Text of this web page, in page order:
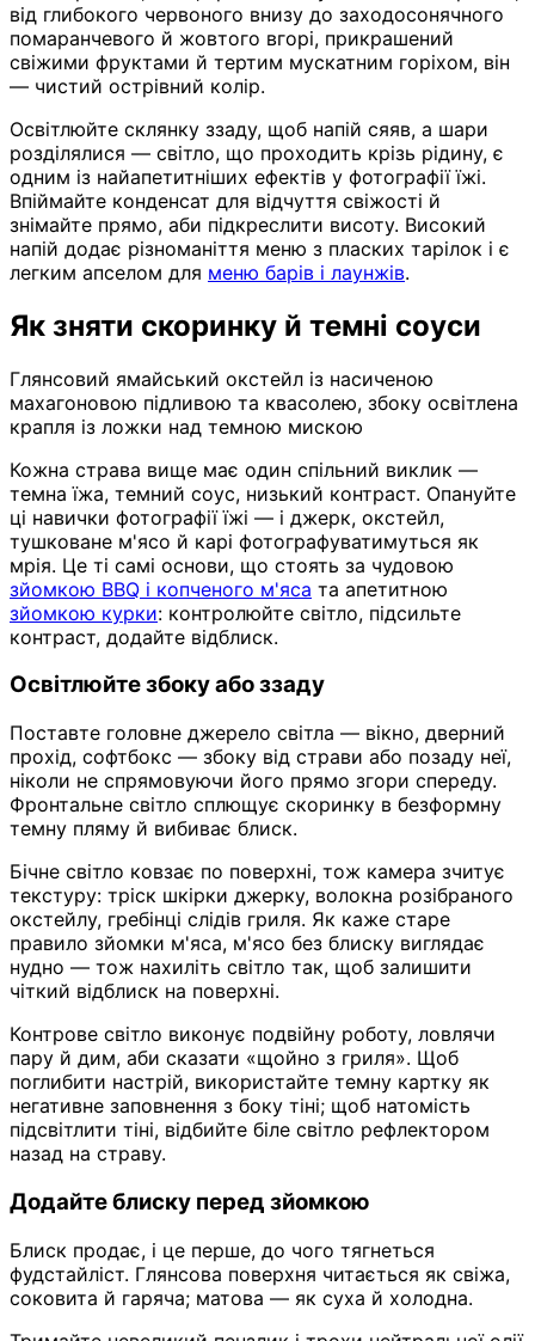
від глибокого червоного внизу до заходосонячного
помаранчевого й жовтого вгорі, прикрашений
свіжими фруктами й тертим мускатним горіхом, він
— чистий острівний колір.
Освітлюйте склянку ззаду, щоб напій сяяв, а шари
розділялися — світло, що проходить крізь рідину, є
одним із найапетитніших ефектів у фотографії їжі.
Впіймайте конденсат для відчуття свіжості й
знімайте прямо, аби підкреслити висоту. Високий
напій додає різноманіття меню з пласких тарілок і є
легким апселом для меню барів і лаунжів.
Як зняти скоринку й темні соуси
Глянсовий ямайський окстейл із насиченою
махагоновою підливою та квасолею, збоку освітлена
крапля із ложки над темною мискою
Кожна страва вище має один спільний виклик —
темна їжа, темний соус, низький контраст. Опануйте
ці навички фотографії їжі — і джерк, окстейл,
тушковане м'ясо й карі фотографуватимуться як
мрія. Це ті самі основи, що стоять за чудовою
зйомкою BBQ і копченого м'яса та апетитною
зйомкою курки: контролюйте світло, підсильте
контраст, додайте відблиск.
Освітлюйте збоку або ззаду
Поставте головне джерело світла — вікно, дверний
прохід, софтбокс — збоку від страви або позаду неї,
ніколи не спрямовуючи його прямо згори спереду.
Фронтальне світло сплющує скоринку в безформну
темну пляму й вибиває блиск.
Бічне світло ковзає по поверхні, тож камера зчитує
текстуру: тріск шкірки джерку, волокна розібраного
окстейлу, гребінці слідів гриля. Як каже старе
правило зйомки м'яса, м'ясо без блиску виглядає
нудно — тож нахиліть світло так, щоб залишити
чіткий відблиск на поверхні.
Контрове світло виконує подвійну роботу, ловлячи
пару й дим, аби сказати «щойно з гриля». Щоб
поглибити настрій, використайте темну картку як
негативне заповнення з боку тіні; щоб натомість
підсвітлити тіні, відбийте біле світло рефлектором
назад на страву.
Додайте блиску перед зйомкою
Блиск продає, і це перше, до чого тягнеться
фудстайліст. Глянсова поверхня читається як свіжа,
соковита й гаряча; матова — як суха й холодна.